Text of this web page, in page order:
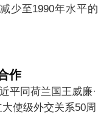
少至1990年水平的
作
平同荷兰国王威廉·
使级外交关系50周